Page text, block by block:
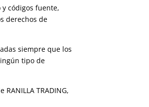
códigos fuente,
derechos de
siempre que los
tipo de
TRADING,